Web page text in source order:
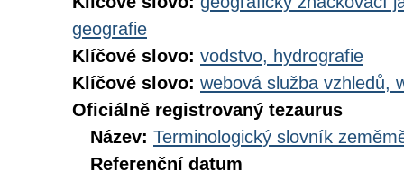
geografie
Klíčové slovo: vodstvo, hydrografie
Klíčové slovo: webová služba vzhledů,
Oficiálně registrovaný tezaurus
Název: Terminologický slovník
Referenční datum